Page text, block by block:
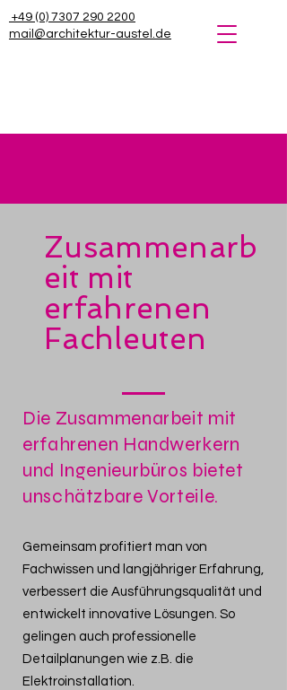
+49 (0) 7307 290 2200
mail@architektur-austel.de
Zusammenarb
eit mit
erfahrenen
Fachleuten
Die Zusammenarbeit mit
erfahrenen Handwerkern
und Ingenieurbüros bietet
unschätzbare Vorteile.
Gemeinsam profitiert man von
Fachwissen und langjähriger Erfahrung,
verbessert die Ausführungsqualität und
entwickelt innovative Lösungen. So
gelingen auch professionelle
Detailplanungen wie z.B. die
Elektroinstallation.